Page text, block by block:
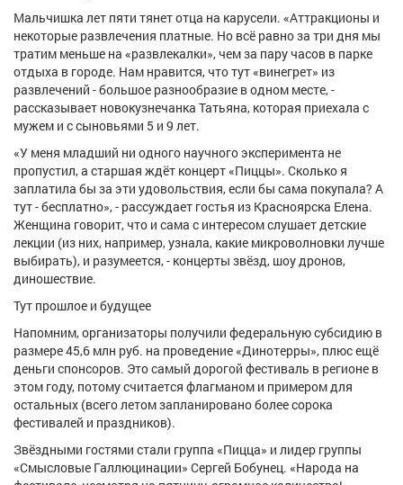
Мальчишка лет пяти тянет отца на карусели. «Аттракционы и
некоторые развлечения платные. Но всё равно за три дня мы
тратим меньше на «развлекалки», чем за пару часов в парке
отдыха в городе. Нам нравится, что тут «винегрет» из
развлечений - большое разнообразие в одном месте, -
рассказывает новокузнечанка Татьяна, которая приехала с
мужем и с сыновьями 5 и 9 лет.
«У меня младший ни одного научного эксперимента не
пропустил, а старшая ждёт концерт «Пиццы». Сколько я
заплатила бы за эти удовольствия, если бы сама покупала? А
тут - бесплатно», - рассуждает гостья из Красноярска Елена.
Женщина говорит, что и сама с интересом слушает детские
лекции (из них, например, узнала, какие микроволновки лучше
выбирать), и разумеется, - концерты звёзд, шоу дронов,
диношествие.
Тут прошлое и будущее
Напомним, организаторы получили федеральную субсидию в
размере 45,6 млн руб. на проведение «Динотерры», плюс ещё
деньги спонсоров. Это самый дорогой фестиваль в регионе в
этом году, потому считается флагманом и примером для
остальных (всего летом запланировано более сорока
фестивалей и праздников).
Звёздными гостями стали группа «Пицца» и лидер группы
«Смысловые Галлюцинации» Сергей Бобунец. «Народа на